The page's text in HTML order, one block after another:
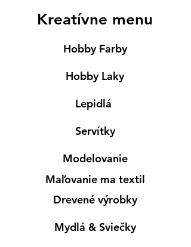
Kreatívne menu
Hobby Farby
Hobby Laky
Lepidlá
Servítky
Modelovanie
Maľovanie ma textil
Drevené výrobky
Mydlá & Sviečky